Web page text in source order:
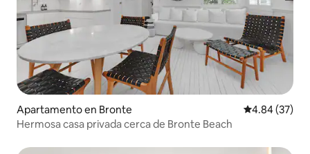
Apartamento en Bronte Calificación
4.84 (37)
Hermosa casa privada cerca de Bronte Beach